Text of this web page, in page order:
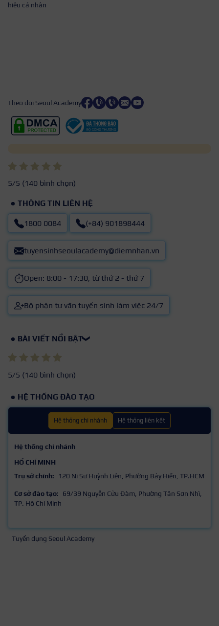
hiệu cá nhân
Theo dõi Seoul Academy
5/5 (140 bình chọn)
THÔNG TIN LIÊN HỆ
1800 0084 (+84) 901898444
tuyensinhseoulacademy@diemnhan.vn
Open: 8:00 - 17:30, từ thứ 2 - thứ 7
Bộ phận tư vấn tuyển sinh làm việc 24/7
BÀI VIẾT NỔI BẬT❯
5/5 (140 bình chọn)
HỆ THỐNG ĐÀO TẠO
Hệ thống chi nhánh Hệ thống liên kết
Hệ thống chi nhánh
HỒ CHÍ MINH
Trụ sở chính:
120 Ni Sư Huỳnh Liên, Phường Bảy Hiền, TP.HCM
Cơ sở đào tạo:
69/39 Nguyễn Cửu Đàm, Phường Tân Sơn Nhì,
TP. Hồ Chí Minh
Tuyển dụng Seoul Academy